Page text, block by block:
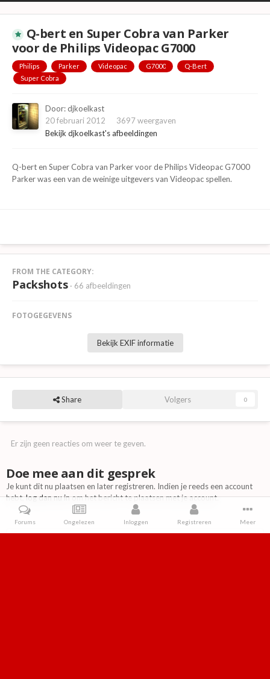
Q-bert en Super Cobra van Parker
voor de Philips Videopac G7000
Philips Parker Videopac G7000
Q-Bert
Super Cobra
Door:djkoelkast
20 februari 2012
3697 weergaven
Bekijk djkoelkast's afbeeldingen
Q-bert en Super Cobra van Parker voor de Philips Videopac G7000
Parker was een van de weinige uitgevers van Videopac spellen.
FROM THE CATEGORY:
Packshots · 66 afbeeldingen
FOTOGEGEVENS
Bekijk EXIF informatie
Share Volgers 0
Er zijn geen reacties om weer te geven.
Doe mee aan dit gesprek
Je kunt dit nu plaatsen en later registreren. Indien je reeds een account
hebt,log dan nu inom het bericht te plaatsen met je account.
Forums Ongelezen Inloggen Registreren Meer